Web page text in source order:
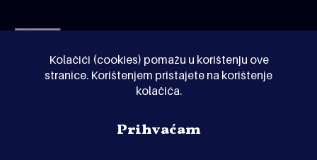
Kolačići (cookies) pomažu u korištenju ove
stranice. Korištenjem pristajete na korištenje
kolačića.
Prihvaćam
© Kinoholik 2026. Kinoholik nije organizator programa.
Organizatori zadržavaju pravo izmjene programa.